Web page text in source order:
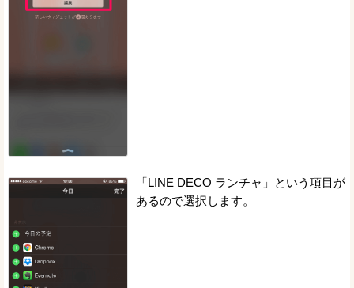
「LINE DECO ランチャ」という項目が
あるので選択します。